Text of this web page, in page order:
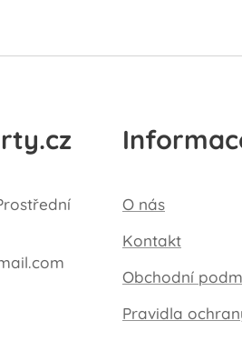
O nás
Kontakt
Obchodní
Pravidla